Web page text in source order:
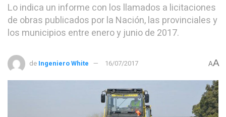
Lo indica un informe con los llamados a licitaciones
de obras publicados por la Nación, las provinciales y
los municipios entre enero y junio de 2017.
de Ingeniero White 16/07/2017 AA